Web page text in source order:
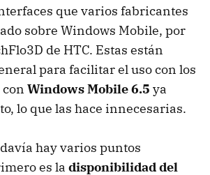
que varios fabricantes
sobre Windows Mobile, por
de HTC. Estas están
para facilitar el uso con los
con Windows Mobile 6.5 ya
lo que las hace innecesarias.
hay varios puntos
es la disponibilidad del